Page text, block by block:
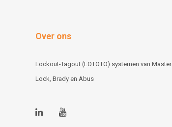
Over ons
Lockout-Tagout (LOTOTO) systemen van Master
Lock, Brady en Abus